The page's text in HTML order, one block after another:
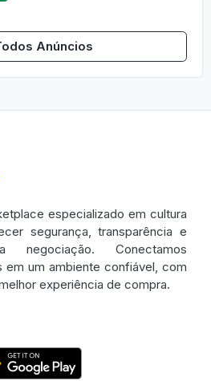
Anúncios
especializado em cultura
segurança, transparência e
Conectamos
em um ambiente confiável, com
experiência de compra.